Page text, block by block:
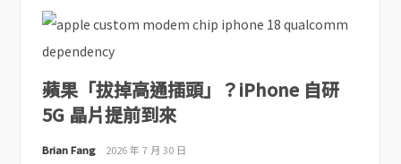
蘋果「拔掉高通插頭」？iPhone 自研
5G 晶片提前到來
Brian Fang 2026 年 7 月 30 日